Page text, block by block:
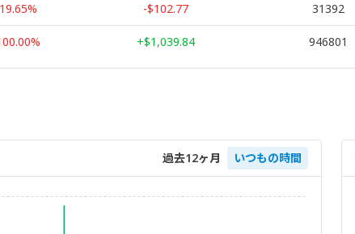
-$102.77 31392
+$1,039.84 946801
過去12ヶ月 いつもの時間